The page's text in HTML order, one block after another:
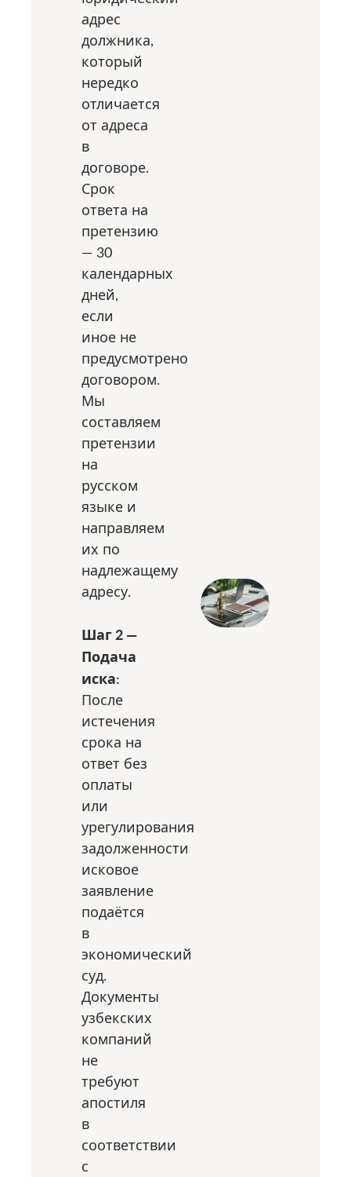
адрес
должника,
который
нередко
отличается
от адреса
в
договоре.
Срок
ответа на
претензию
— 30
календарных
дней,
если
иное не
предусмотрено
договором.
Мы
составляем
претензии
на
русском
языке и
направляем
их по
надлежащему
адресу.
Шаг 2 —
Подача
иска:
После
истечения
срока на
ответ без
оплаты
или
урегулирования
задолженности
исковое
заявление
подаётся
в
экономический
суд.
Документы
узбекских
компаний
не
требуют
апостиля
в
соответствии
с